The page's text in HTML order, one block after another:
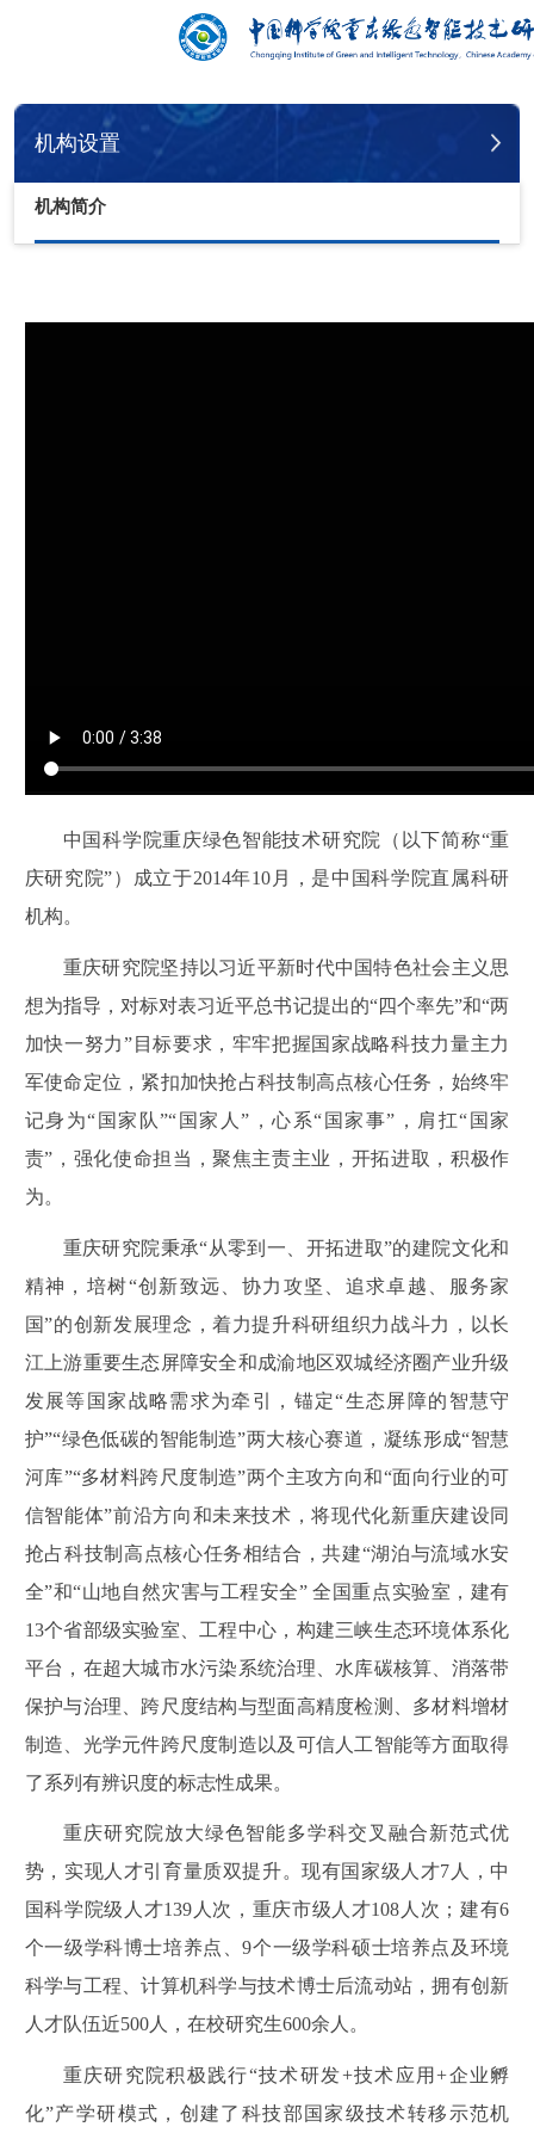
机构设置 机构简介
机构设置
机构简介
中国科学院重庆绿色智能技术研究院（以下简称“重
庆研究院”）成立于2014年10月，是中国科学院直属科研
机构。
重庆研究院坚持以习近平新时代中国特色社会主义思
想为指导，对标对表习近平总书记提出的“四个率先”和“两
加快一努力”目标要求，牢牢把握国家战略科技力量主力
军使命定位，紧扣加快抢占科技制高点核心任务，始终牢
记身为“国家队”“国家人”，心系“国家事”，肩扛“国家
责”，强化使命担当，聚焦主责主业，开拓进取，积极作
为。
重庆研究院秉承“从零到一、开拓进取”的建院文化和
精神，培树“创新致远、协力攻坚、追求卓越、服务家
国”的创新发展理念，着力提升科研组织力战斗力，以长
江上游重要生态屏障安全和成渝地区双城经济圈产业升级
发展等国家战略需求为牵引，锚定“生态屏障的智慧守
护”“绿色低碳的智能制造”两大核心赛道，凝练形成“智慧
河库”“多材料跨尺度制造”两个主攻方向和“面向行业的可
信智能体”前沿方向和未来技术，将现代化新重庆建设同
抢占科技制高点核心任务相结合，共建“湖泊与流域水安
全”和“山地自然灾害与工程安全” 全国重点实验室，建有
13个省部级实验室、工程中心，构建三峡生态环境体系化
平台，在超大城市水污染系统治理、水库碳核算、消落带
保护与治理、跨尺度结构与型面高精度检测、多材料增材
制造、光学元件跨尺度制造以及可信人工智能等方面取得
了系列有辨识度的标志性成果。
重庆研究院放大绿色智能多学科交叉融合新范式优
势，实现人才引育量质双提升。现有国家级人才7人，中
国科学院级人才139人次，重庆市级人才108人次；建有6
个一级学科博士培养点、9个一级学科硕士培养点及环境
科学与工程、计算机科学与技术博士后流动站，拥有创新
人才队伍近500人，在校研究生600余人。
重庆研究院积极践行“技术研发+技术应用+企业孵
化”产学研模式，创建了科技部国家级技术转移示范机